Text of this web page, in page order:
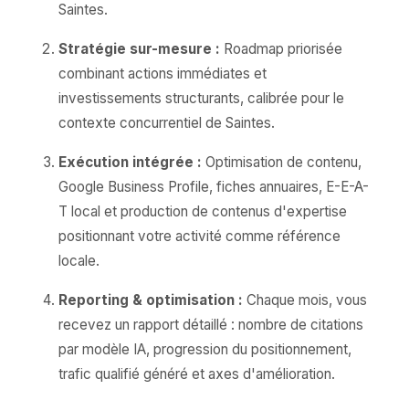
Saintes.
Stratégie sur-mesure : Roadmap priorisée
combinant actions immédiates et
investissements structurants, calibrée pour le
contexte concurrentiel de Saintes.
Exécution intégrée : Optimisation de contenu,
Google Business Profile, fiches annuaires, E-E-A-
T local et production de contenus d'expertise
positionnant votre activité comme référence
locale.
Reporting & optimisation : Chaque mois, vous
recevez un rapport détaillé : nombre de citations
par modèle IA, progression du positionnement,
trafic qualifié généré et axes d'amélioration.